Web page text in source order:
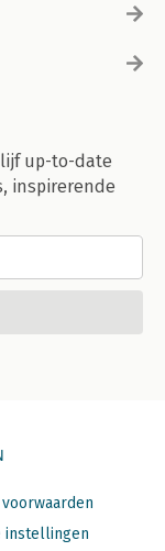
up-to-date
inspirerende
instellingen